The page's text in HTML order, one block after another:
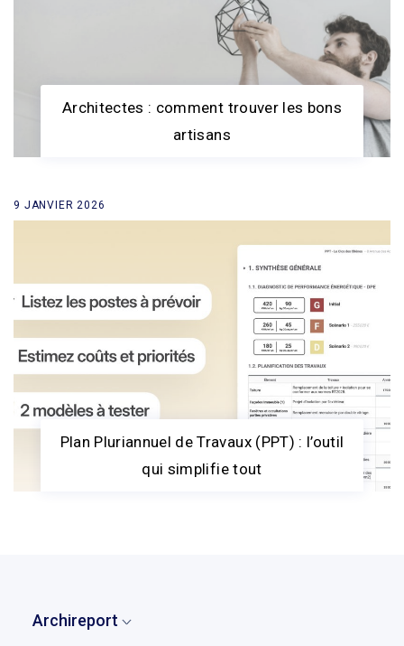
Architectes : comment trouver les bons
artisans
9 JANVIER 2026
Plan Pluriannuel de Travaux (PPT) : l’outil
qui simplifie tout
Archireport